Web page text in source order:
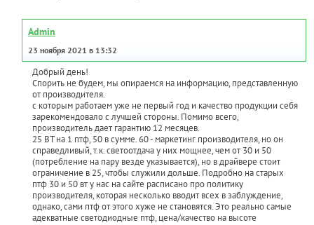
Admin
23 ноября 2021 в 13:32
Добрый день!
Спорить не будем, мы опираемся на информацию, представленную
от производителя.
с которым работаем уже не первый год и качество продукции себя
зарекомендовало с лучшей стороны. Помимо всего,
производитель дает гарантию 12 месяцев.
25 ВТ на 1 птф, 50 в сумме. 60 - маркетинг производителя, но он
справедливый, т.к. светоотдача у них мощнее, чем от 30 и 50
(потребление на пару везде указывается), но в драйвере стоит
ограничение в 25, чтобы служили дольше. Подробно на старых
птф 30 и 50 вт у нас на сайте расписано про политику
производителя, которая несколько вводит всех в заблуждение,
однако, сами птф от этого хуже не становятся. Это реально самые
адекватные светодиодные птф, цена/качество на высоте